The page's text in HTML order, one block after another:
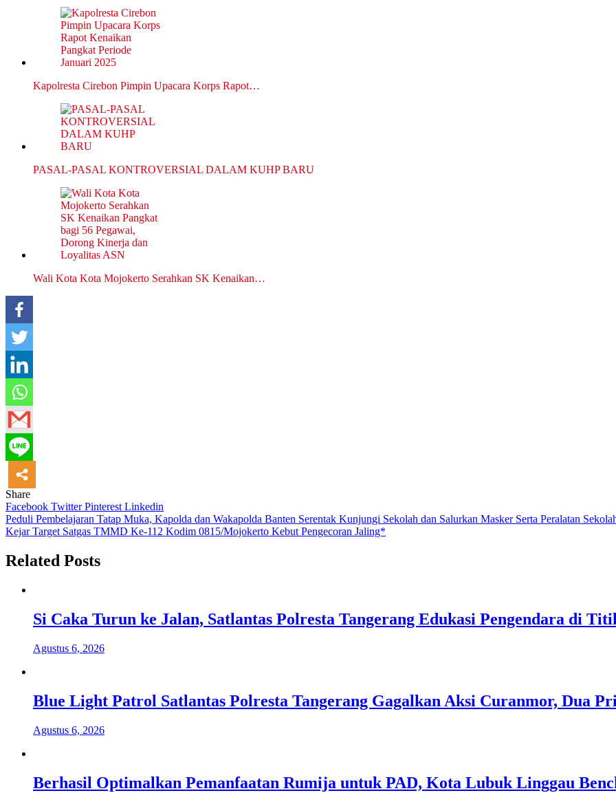
Kapolresta Cirebon Pimpin Upacara Korps Rapot…
PASAL-PASAL KONTROVERSIAL DALAM KUHP BARU
Wali Kota Kota Mojokerto Serahkan SK Kenaikan…
Share
Facebook TwitterPinterest Linkedin
Navigasi
pos
Peduli Pembelajaran Tatap Muka, Kapolda dan Wakapolda Banten Serentak Kunjungi Sekolah dan Salurkan Masker Serta Peralatan
Kejar Target Satgas TMMD Ke-112 Kodim 0815/Mojokerto Kebut Pengecoran Jaling*
Related Posts
Si Caka Turun ke Jalan, Satlantas Polresta Tangerang Edukasi Pengendara di
Agustus 6, 2026
Blue Light Patrol Satlantas Polresta Tangerang Gagalkan Aksi Curanmor, Dua
Agustus 6, 2026
Berhasil Optimalkan Pemanfaatan Rumija untuk PAD, Kota Lubuk Linggau